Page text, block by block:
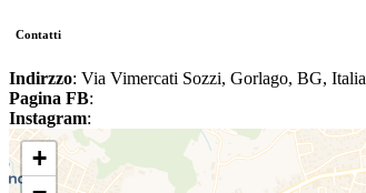
Contatti
Indirzzo: Via Vimercati Sozzi, Gorlago, BG, Italia
Pagina FB:
Instagram:
+